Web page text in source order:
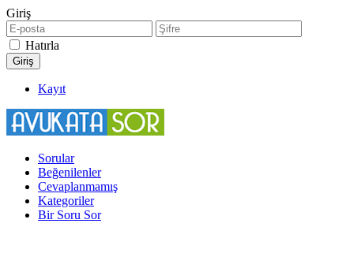
Giriş
Hatırla
Kayıt
Sorular
Beğenilenler
Cevaplanmamış
Kategoriler
Bir Soru Sor